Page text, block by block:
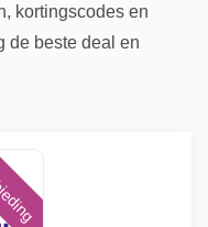
kortingscodes en
de beste deal en